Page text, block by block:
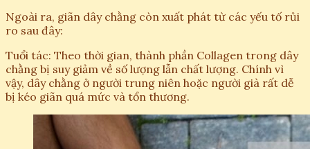
Ngoài ra, giãn dây chằng còn xuất phát từ các yếu tố rủi
ro sau đây:
Tuổi tác: Theo thời gian, thành phần Collagen trong dây
chằng bị suy giảm về số lượng lẫn chất lượng. Chính vì
vậy, dây chằng ở người trung niên hoặc người già rất dễ
bị kéo giãn quá mức và tổn thương.